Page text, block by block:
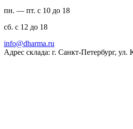
пн. — пт. с 10 до 18
сб. с 12 до 18
ur.amrahd@ofni
Адрес склада: г. Санкт-Петербург,